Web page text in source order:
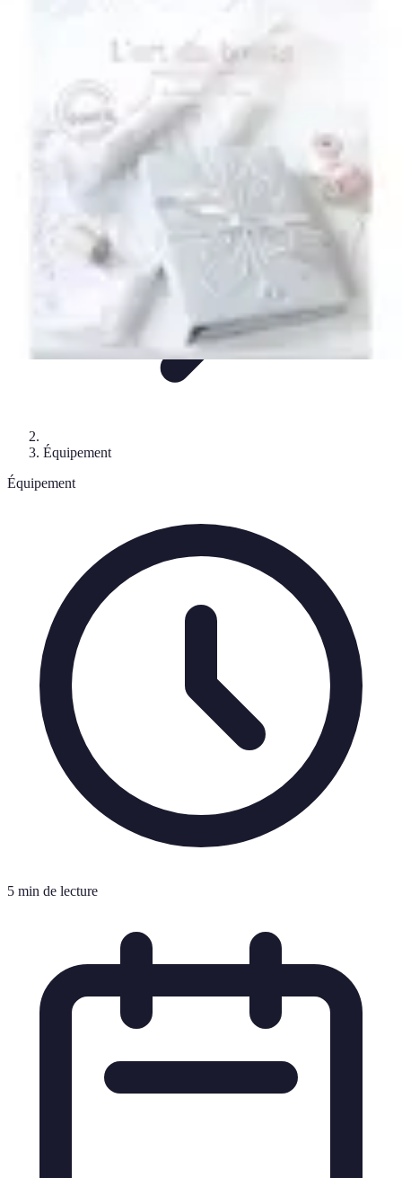
Plongée et Jet
Équipement
Équipement
5 min de lecture